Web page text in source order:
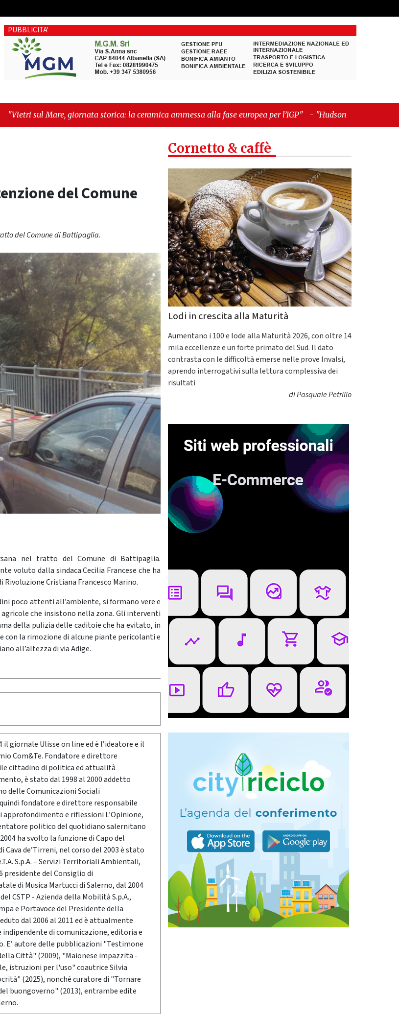
PUBBLICITA'
storica: la ceramica ammessa alla fase europea per l’IGP" -"Hudson Yards: qui New York morde
del Comune
del Comune di Battipaglia.
nel tratto del Comune di Battipaglia.
voluto dalla sindaca Cecilia Francese che ha
Cristiana Francesco Marino.
poco attenti all’ambiente, si formano vere e
che insistono nella zona. Gli interventi
della pulizia delle caditoie che ha evitato, in
con la rimozione di alcune piante pericolanti e
all’altezza di via Adige.
giornale Ulisse on line ed è l’ideatore e il
Com&Te. Fondatore e direttore
cittadino di politica ed attualità
è stato dal 1998 al 2000 addetto
delle Comunicazioni Sociali
fondatore e direttore responsabile
e riflessioni L’Opinione,
politico del quotidiano salernitano
ha svolto la funzione di Capo del
Cava de’Tirreni, nel corso del 2003 è stato
S.p.A. – Servizi Territoriali Ambientali,
presidente del Consiglio di
di Musica Martucci di Salerno, dal 2004
CSTP - Azienda della Mobilità S.p.A.,
e Portavoce del Presidente della
dal 2006 al 2011 ed è attualmente
di comunicazione, editoria e
E’ autore delle pubblicazioni "Testimone
Città" (2009), "Maionese impazzita -
istruzioni per l'uso" coautrice Silvia
(2025), nonché curatore di "Tornare
buongoverno" (2013), entrambe edite
Cornetto & caffè
Lodi in crescita alla Maturità
Aumentano i 100 e lode alla Maturità 2026, con oltre 14
mila eccellenze e un forte primato del Sud. Il dato
contrasta con le difficoltà emerse nelle prove Invalsi,
aprendo interrogativi sulla lettura complessiva dei
risultati
diPasquale Petrillo